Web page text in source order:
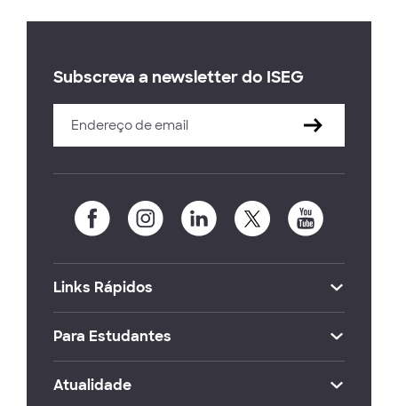
Subscreva a newsletter do ISEG
Links Rápidos
Para Estudantes
Atualidade